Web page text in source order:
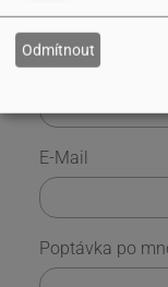
Fax
E-Mail
Poptávka po
Odmítnout